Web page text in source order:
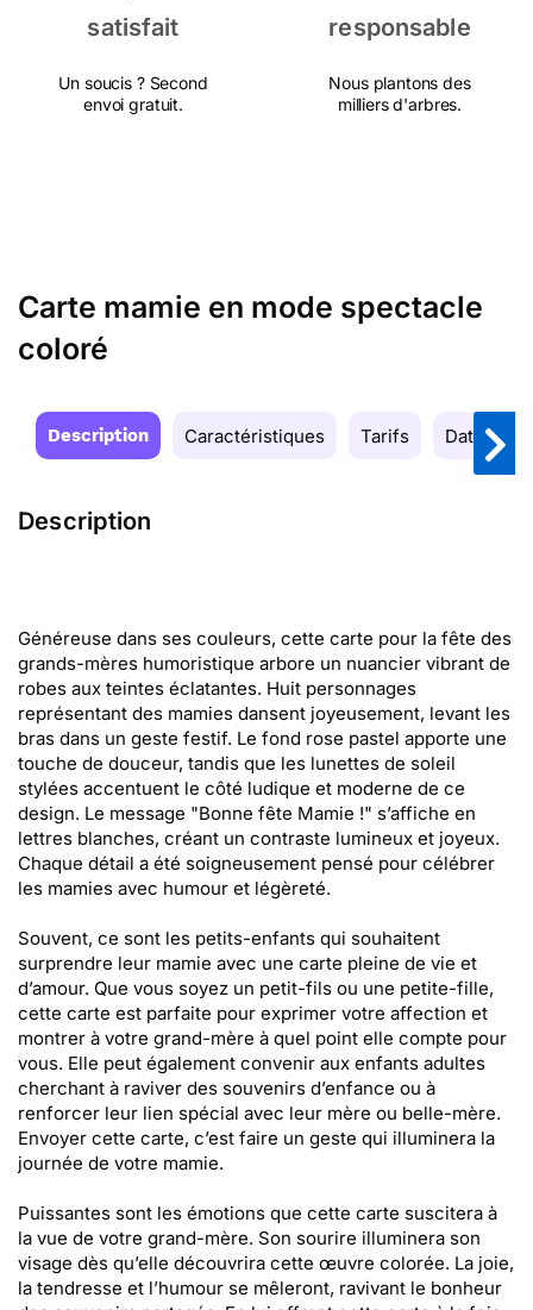
satisfait
Un soucis ? Second
envoi gratuit.
responsable
Nous plantons des
milliers d'arbres.
Carte mamie en mode spectacle
coloré
Description Caractéristiques Tarifs Date de
Description
Généreuse dans ses couleurs, cette carte pour la fête des
grands-mères humoristique arbore un nuancier vibrant de
robes aux teintes éclatantes. Huit personnages
représentant des mamies dansent joyeusement, levant les
bras dans un geste festif. Le fond rose pastel apporte une
touche de douceur, tandis que les lunettes de soleil
stylées accentuent le côté ludique et moderne de ce
design. Le message "Bonne fête Mamie !" s’affiche en
lettres blanches, créant un contraste lumineux et joyeux.
Chaque détail a été soigneusement pensé pour célébrer
les mamies avec humour et légèreté.
Souvent, ce sont les petits-enfants qui souhaitent
surprendre leur mamie avec une carte pleine de vie et
d’amour. Que vous soyez un petit-fils ou une petite-fille,
cette carte est parfaite pour exprimer votre affection et
montrer à votre grand-mère à quel point elle compte pour
vous. Elle peut également convenir aux enfants adultes
cherchant à raviver des souvenirs d’enfance ou à
renforcer leur lien spécial avec leur mère ou belle-mère.
Envoyer cette carte, c’est faire un geste qui illuminera la
journée de votre mamie.
Puissantes sont les émotions que cette carte suscitera à
la vue de votre grand-mère. Son sourire illuminera son
visage dès qu’elle découvrira cette œuvre colorée. La joie,
la tendresse et l’humour se mêleront, ravivant le bonheur